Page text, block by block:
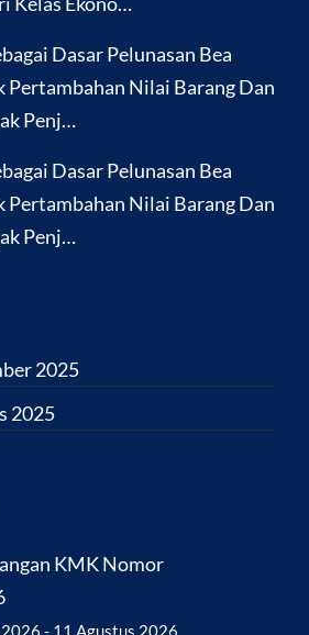
Dasar Pelunasan Bea
Pertambahan Nilai Barang Dan
Penj…
Dasar Pelunasan Bea
Pertambahan Nilai Barang Dan
Penj…
2025
2025
KMK Nomor
- 11 Agustus 2026